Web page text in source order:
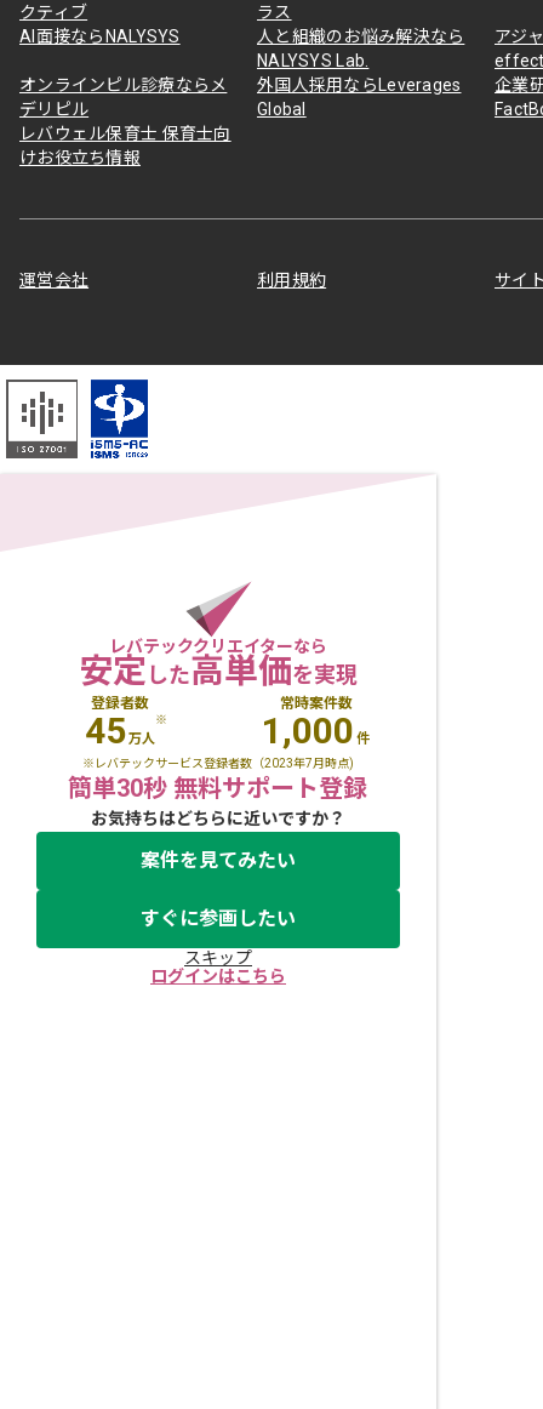
クティブ
ラス
AI面接ならNALYSYS
人と組織のお悩み解決なら
NALYSYS Lab.
アジ
オンラインピル診療ならメ
デリピル
外国人採用ならLeverages
Global
企業
レバウェル保育士 保育士向
けお役立ち情報
運営会社 利用規約 サイ
レバテッククリエイターなら
安定した高単価を実現
登録者数
45万人
※
常時案件数
1,000 件
※レバテックサービス登録者数（2023年7月時点)
簡単30秒 無料サポート登録
お気持ちはどちらに近いですか？
案件を見てみたい
すぐに参画したい
スキップ
ログインはこちら